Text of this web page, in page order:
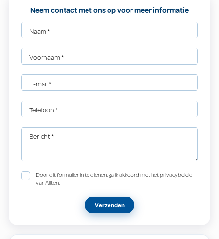
Neem contact met ons op voor meer informatie
Naam*
Voornaam*
E-mail*
Telefoon*
Bericht*
Door dit formulier in te dienen, ga ik akkoord met het privacybeleid
van Allten.
Verzenden